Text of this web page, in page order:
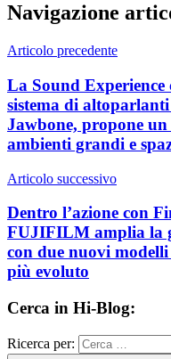
Navigazione
Articolo precedente
La Sound
sistema di
Jawbone, propone
ambienti grandi e
Articolo successivo
Dentro l’azione con
FUJIFILM amplia la
con due nuovi
più evoluto
Cerca in Hi-Blog:
Ricerca per: